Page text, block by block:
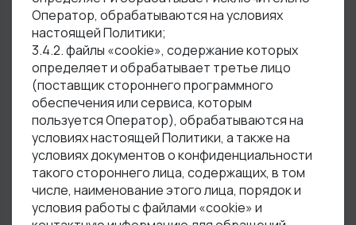
Оператор, обрабатываются на условиях
настоящей Политики;
3.4.2. файлы «cookie», содержание которых
определяет и обрабатывает третье лицо
(поставщик стороннего программного
обеспечения или сервиса, которым
пользуется Оператор), обрабатываются на
условиях настоящей Политики, а также на
условиях документов о конфиденциальности
такого стороннего лица, содержащих, в том
числе, наименование этого лица, порядок и
условия работы с файлами «cookie» и